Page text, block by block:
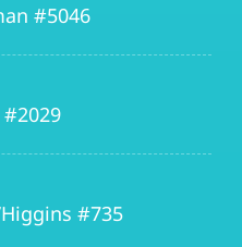
#5046
#735